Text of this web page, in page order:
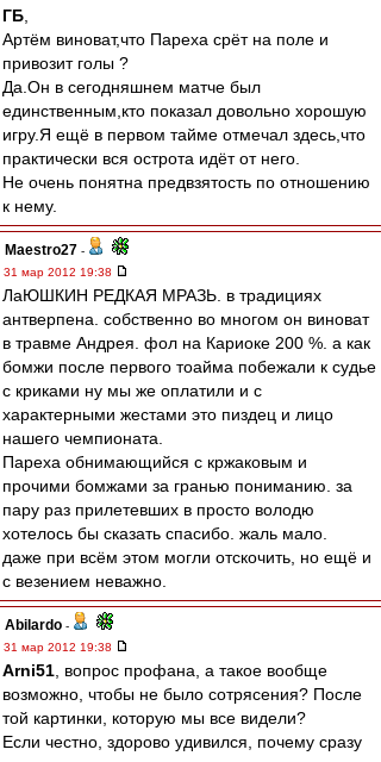
ГБ
Артём виноват,что Пареха срёт на поле и
привозит голы ?
Да.Он в сегодняшнем матче был
единственным,кто показал довольно хорошую
игру.Я ещё в первом тайме отмечал здесь,что
практически вся острота идёт от него.
Не очень понятна предвзятость по отношению
к нему.
Maestro27 -
31 мар 2012 19:38
ЛаЮШКИН РЕДКАЯ МРАЗЬ. в традициях
антверпена. собственно во многом он виноват
в травме Андрея. фол на Кариоке 200 %. а как
бомжи после первого тоайма побежали к судье
с криками ну мы же оплатили и с
характерными жестами это пиздец и лицо
нашего чемпионата.
Пареха обнимающийся с кржаковым и
прочими бомжами за гранью пониманию. за
пару раз прилетевших в просто володю
хотелось бы сказать спасибо. жаль мало.
даже при всём этом могли отскочить, но ещё и
с везением неважно.
Abilardo -
31 мар 2012 19:38
Arni51 , вопрос профана, а такое вообще
возможно, чтобы не было сотрясения? После
той картинки, которую мы все видели?
Если честно, здорово удивился, почему сразу